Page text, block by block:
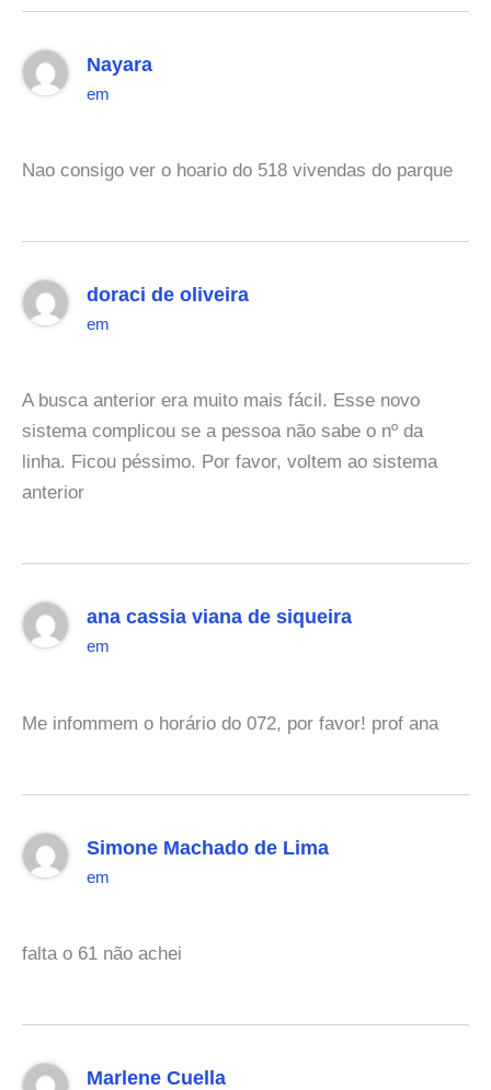
Nayara
em
Nao consigo ver o hoario do 518 vivendas do parque
doraci de oliveira
em
A busca anterior era muito mais fácil. Esse novo
sistema complicou se a pessoa não sabe o nº da
linha. Ficou péssimo. Por favor, voltem ao sistema
anterior
ana cassia viana de siqueira
em
Me infommem o horário do 072, por favor! prof ana
Simone Machado de Lima
em
falta o 61 não achei
Marlene Cuella